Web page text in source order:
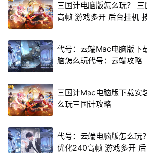
三国计电脑版怎么玩？
高帧 游戏多开 后台挂机
代号：云端Mac电脑版下
脑怎么玩代号：云端攻略
三国计Mac电脑版下载安
么玩三国计攻略
代号：云端电脑版怎么玩
优化240高帧 游戏多开